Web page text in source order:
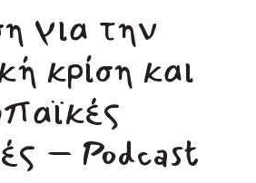
για την
κρίση και
– Podcast